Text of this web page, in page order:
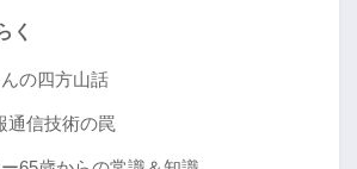
く
の四方山話
通信技術の罠